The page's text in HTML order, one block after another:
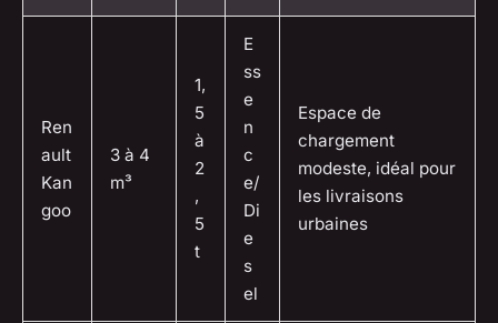
Ren
ault
Kan
goo
3 à 4
m³
1,
5
à
2
,
5
t
E
ss
e
n
c
e/
Di
e
s
el
Espace de
chargement
modeste, idéal pour
les livraisons
urbaines